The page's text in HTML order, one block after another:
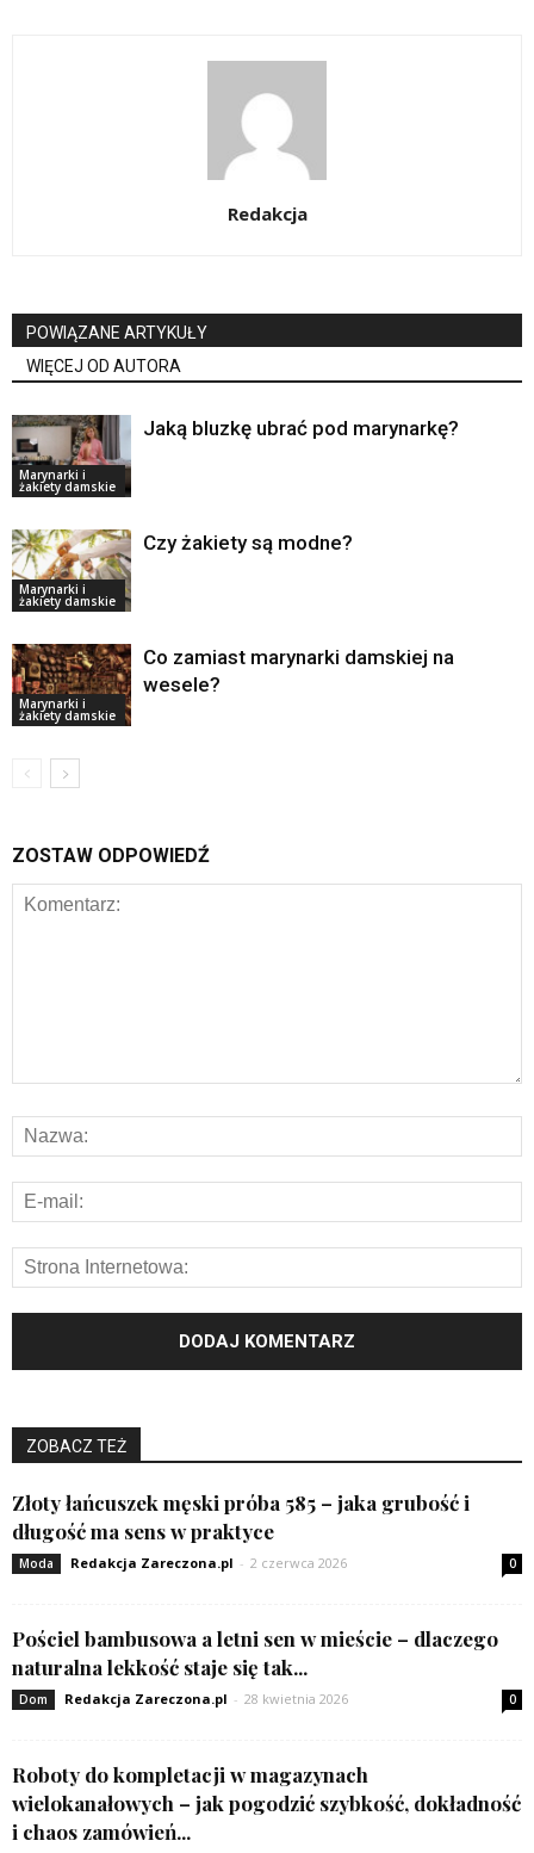
Redakcja
POWIĄZANE ARTYKUŁY
WIĘCEJ OD AUTORA
Marynarki i
żakiety damskie
Jaką bluzkę ubrać pod marynarkę?
Marynarki i
żakiety damskie
Czy żakiety są modne?
Marynarki i
żakiety damskie
Co zamiast marynarki damskiej na
wesele?
ZOSTAW ODPOWIEDŹ
ZOBACZ TEŻ
Złoty łańcuszek męski próba 585 – jaka grubość i
długość ma sens w praktyce
Moda Redakcja Zareczona.pl - 2 czerwca 2026 0
Pościel bambusowa a letni sen w mieście – dlaczego
naturalna lekkość staje się tak...
Dom Redakcja Zareczona.pl - 28 kwietnia 2026 0
Roboty do kompletacji w magazynach
wielokanałowych – jak pogodzić szybkość, dokładność
i chaos zamówień...